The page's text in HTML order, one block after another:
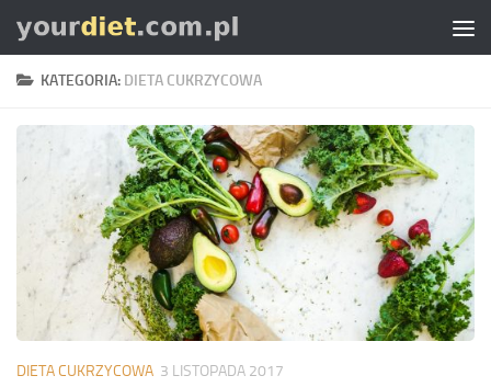
Skip to content
KATEGORIA: DIETA CUKRZYCOWA
DIETA CUKRZYCOWA 3 LISTOPADA 2017